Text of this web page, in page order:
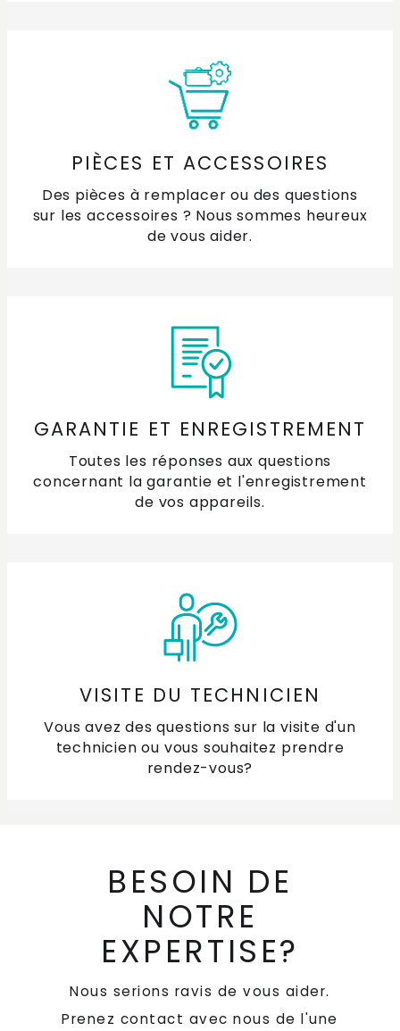
PIÈCES ET ACCESSOIRES
Des pièces à remplacer ou des questions
sur les accessoires ? Nous sommes heureux
de vous aider.
GARANTIE ET ENREGISTREMENT
Toutes les réponses aux questions
concernant la garantie et l'enregistrement
de vos appareils.
VISITE DU TECHNICIEN
Vous avez des questions sur la visite d'un
technicien ou vous souhaitez prendre
rendez-vous?
BESOIN DE
NOTRE
EXPERTISE?
Nous serions ravis de vous aider.
Prenez contact avec nous de l'une